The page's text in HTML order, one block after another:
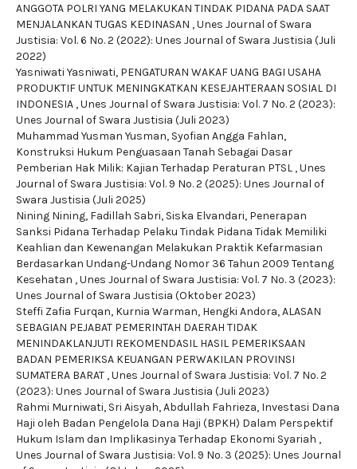
ANGGOTA POLRI YANG MELAKUKAN TINDAK PIDANA PADA SAAT
MENJALANKAN TUGAS KEDINASAN ,Unes Journal of Swara
Justisia: Vol. 6 No. 2 (2022): Unes Journal of Swara Justisia (Juli
2022)
Yasniwati Yasniwati, PENGATURAN WAKAF UANG BAGI USAHA
PRODUKTIF UNTUK MENINGKATKAN KESEJAHTERAAN SOSIAL DI
INDONESIA ,Unes Journal of Swara Justisia: Vol. 7 No. 2 (2023):
Unes Journal of Swara Justisia (Juli 2023)
Muhammad Yusman Yusman, Syofian Angga Fahlan,
Konstruksi Hukum Penguasaan Tanah Sebagai Dasar
Pemberian Hak Milik: Kajian Terhadap Peraturan PTSL ,Unes
Journal of Swara Justisia: Vol. 9 No. 2 (2025): Unes Journal of
Swara Justisia (Juli 2025)
Nining Nining, Fadillah Sabri, Siska Elvandari, Penerapan
Sanksi Pidana Terhadap Pelaku Tindak Pidana Tidak Memiliki
Keahlian dan Kewenangan Melakukan Praktik Kefarmasian
Berdasarkan Undang-Undang Nomor 36 Tahun 2009 Tentang
Kesehatan ,Unes Journal of Swara Justisia: Vol. 7 No. 3 (2023):
Unes Journal of Swara Justisia (Oktober 2023)
Steffi Zafia Furqan, Kurnia Warman, Hengki Andora,ALASAN
SEBAGIAN PEJABAT PEMERINTAH DAERAH TIDAK
MENINDAKLANJUTI REKOMENDASIL HASIL PEMERIKSAAN
BADAN PEMERIKSA KEUANGAN PERWAKILAN PROVINSI
SUMATERA BARAT ,Unes Journal of Swara Justisia: Vol. 7 No. 2
(2023): Unes Journal of Swara Justisia (Juli 2023)
Rahmi Murniwati, Sri Aisyah, Abdullah Fahrieza, Investasi Dana
Haji oleh Badan Pengelola Dana Haji (BPKH) Dalam Perspektif
Hukum Islam dan Implikasinya Terhadap Ekonomi Syariah ,
Unes Journal of Swara Justisia: Vol. 9 No. 3 (2025): Unes Journal